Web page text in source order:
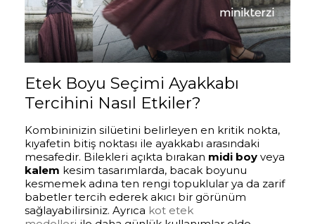
Etek Boyu Seçimi Ayakkabı
Tercihini Nasıl Etkiler?
Kombininizin silüetini belirleyen en kritik nokta,
kıyafetin bitiş noktası ile ayakkabı arasındaki
mesafedir. Bilekleri açıkta bırakan midi boy veya
kalem kesim tasarımlarda, bacak boyunu
kesmemek adına ten rengi topuklular ya da zarif
babetler tercih ederek akıcı bir görünüm
sağlayabilirsiniz. Ayrıca kot etek